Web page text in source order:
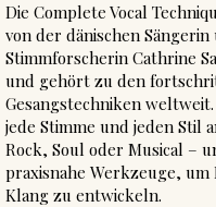
Die Complete Vocal
von der dänischen Sängerin
Stimmforscherin Cathrine
und gehört zu den
Gesangstechniken weltweit.
jede Stimme und jeden Stil
Rock, Soul oder Musical –
praxisnahe Werkzeuge, um
Klang zu entwickeln.